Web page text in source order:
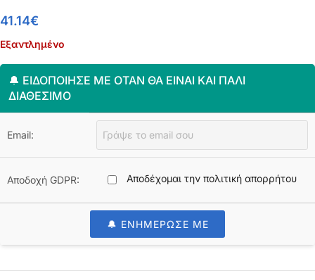
41.14€
Εξαντλημένο
🔔 ΕΙΔΟΠΟΊΗΣΈ ΜΕ ΌΤΑΝ ΘΑ ΕΊΝΑΙ ΚΑΙ ΠΆΛΙ
ΔΙΑΘΈΣΙΜΟ
Email:
Αποδοχή GDPR: Αποδέχομαι την πολιτική απορρήτου
🔔 ΕΝΗΜΕΡΩΣΕ ΜΕ